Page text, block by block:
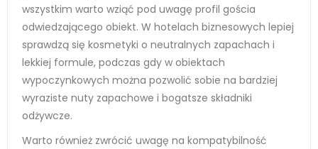
wszystkim warto wziąć pod uwagę profil gościa
odwiedzającego obiekt. W hotelach biznesowych lepiej
sprawdzą się kosmetyki o neutralnych zapachach i
lekkiej formule, podczas gdy w obiektach
wypoczynkowych można pozwolić sobie na bardziej
wyraziste nuty zapachowe i bogatsze składniki
odżywcze.
Warto również zwrócić uwagę na kompatybilność